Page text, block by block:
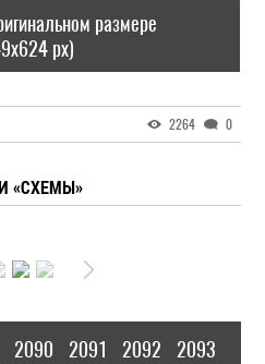
размере
px)
2264 0
«СХЕМЫ»
2090 2091 2092 2093